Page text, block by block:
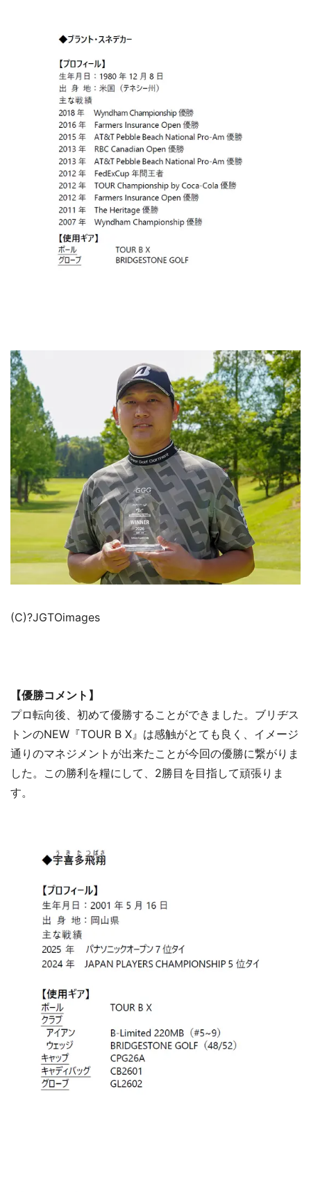
(C)?JGTOimages
【優勝コメント】
プロ転向後、初めて優勝することができました。ブリヂス
トンのNEW『TOUR B X』は感触がとても良く、イメージ
通りのマネジメントが出来たことが今回の優勝に繋がりま
した。この勝利を糧にして、2勝目を目指して頑張りま
す。